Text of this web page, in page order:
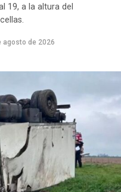
efectivos de la
en San Antonio, y
.
y control de la
regresó a su
.
el riesgo que
19, a la altura del
agosto de 2026